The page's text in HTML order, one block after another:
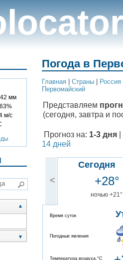
мм
м/с
▲
▼
Погода в
Главная Cтраны Россия
Первомайский
Представляем
(сегодня, завтра и
Прогноз на: 1-3 дня
14 дней
<
Сегодня
+28°
ночью +21°
Время суток
Погодные явления
Температура воздуха,°C